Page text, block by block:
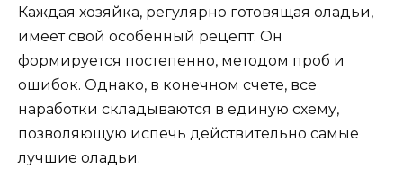
Каждая хозяйка, регулярно готовящая оладьи,
имеет свой особенный рецепт. Он
формируется постепенно, методом проб и
ошибок. Однако, в конечном счете, все
наработки складываются в единую схему,
позволяющую испечь действительно самые
лучшие оладьи.